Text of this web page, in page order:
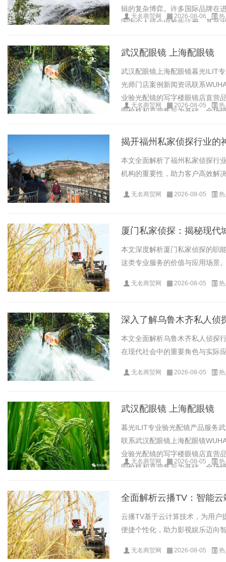
辑的复杂博弈。许多国际品牌在
国内个人或企业抢先注册，甚至
无名商贸网 2026-08-06
武汉配眼镜 上海配眼镜
武汉配眼镜上海配眼镜暮光ILIT
光师门店案例新闻资讯联系
业验光配镜的写字楼眼镜店直营
明价格和直营售后为基础，全场
无名商贸网 2026-08-05
揭开福州私家侦探行业的
本文全面解析了福州私家侦探行
机构的重要性，助力客户高效解
无名商贸网 2026-08-05
厦门私家侦探：揭秘现代
本文深度解析厦门私家侦探的职
这类专业服务的价值与应用场景
无名商贸网 2026-08-05
深入了解乌鲁木齐私人侦
本文全面解析乌鲁木齐私人侦探
在现代社会中的重要角色与实际
无名商贸网 2026-08-05
武汉配眼镜 上海配眼镜
暮光ILIT专业验光配镜产品服务
联系武汉配眼镜上海配眼镜
业验光配镜的写字楼眼镜店直营
明价格和直营售后为基础，全场
无名商贸网 2026-08-05
全面解析云播TV：智能
云播TV基于云计算技术，为用户
便捷个性化，助力影视娱乐迈向
无名商贸网 2026-08-05